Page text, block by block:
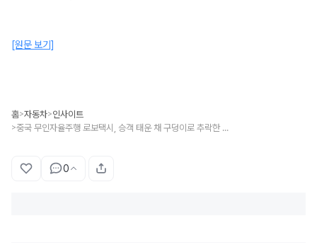
[원문 보기]
홈>자동차>인사이트
> 중국 무인자율주행 로보택시, 승객 태운 채 구덩이로 추락한 아찔한 순간
0